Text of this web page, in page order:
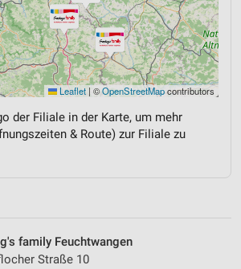
Leaflet | ©OpenStreetMapcontributors
der Filiale in der Karte, um mehr
& Route) zur Filiale zu
family Feuchtwangen
Straße 10